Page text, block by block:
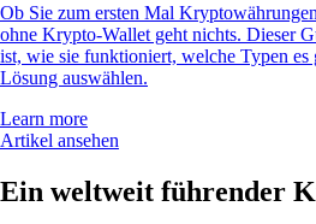
Ob Sie zum ersten Mal
ohne Krypto-Wallet geht nichts. Dieser
ist, wie sie funktioniert, welche Typen es
Lösung auswählen.
Learn more
Artikel ansehen
Ein weltweit führender